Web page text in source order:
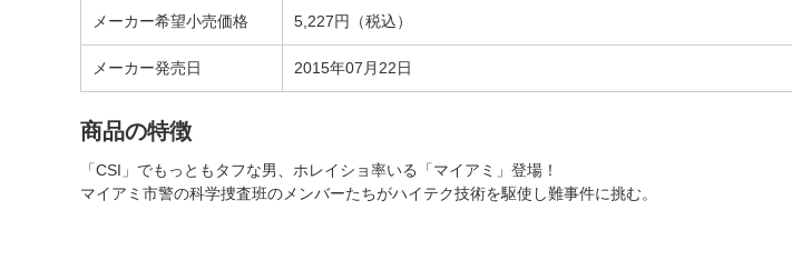
メーカー希望小売価格 5,227円（税込）
メーカー発売日 2015年07月22日
商品の特徴
「CSI」でもっともタフな男、ホレイショ率いる「マイアミ」登場！
マイアミ市警の科学捜査班のメンバーたちがハイテク技術を駆使し難事件に挑む。